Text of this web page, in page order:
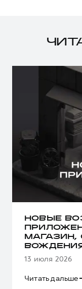
НОВЫЕ
МАГАЗИН,
13 июля 2026
Читать дальше